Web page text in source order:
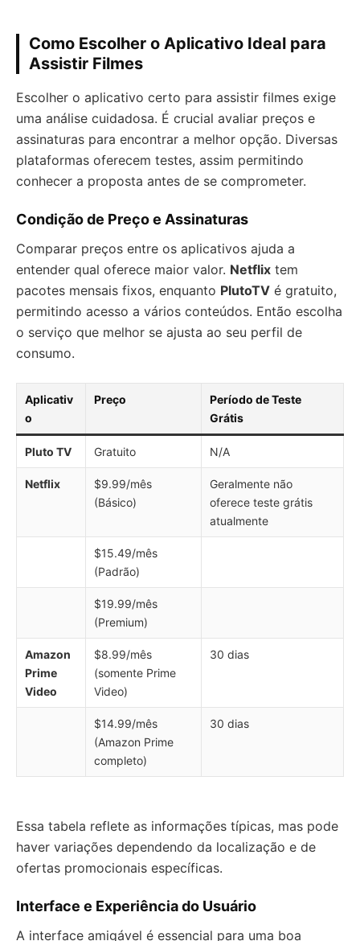
Como Escolher o Aplicativo Ideal para
Assistir Filmes
Escolher o aplicativo certo para assistir filmes exige
uma análise cuidadosa. É crucial avaliar preços e
assinaturas para encontrar a melhor opção. Diversas
plataformas oferecem testes, assim permitindo
conhecer a proposta antes de se comprometer.
Condição de Preço e Assinaturas
Comparar preços entre os aplicativos ajuda a
entender qual oferece maior valor. Netflix tem
pacotes mensais fixos, enquanto PlutoTV é gratuito,
permitindo acesso a vários conteúdos. Então escolha
o serviço que melhor se ajusta ao seu perfil de
consumo.
Aplicativ
o
Preço
Período de Teste
Grátis
Pluto TV Gratuito N/A
Netflix
$9.99/mês
(Básico)
Geralmente não
oferece teste grátis
atualmente
$15.49/mês
(Padrão)
$19.99/mês
(Premium)
Amazon
Prime
Video
$8.99/mês
(somente Prime
Video)
30 dias
$14.99/mês
(Amazon Prime
completo)
30 dias
Essa tabela reflete as informações típicas, mas pode
haver variações dependendo da localização e de
ofertas promocionais específicas.
Interface e Experiência do Usuário
A interface amigável é essencial para uma boa